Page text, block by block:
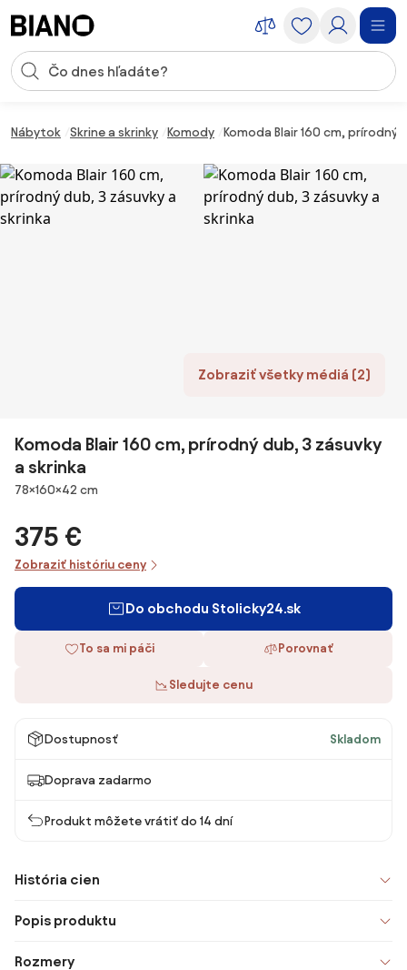
Vstup pre vyhľadávanie
Nábytok Skrine a skrinky Komody Komoda Blair 160 cm, prírodný
Zobraziť všetky médiá (2)
Komoda Blair 160 cm, prírodný dub, 3 zásuvky
a skrinka
Rozmery
78×160×42 cm
375 €
Zobraziť históriu ceny
Do obchodu Stolicky24.sk
To sa mi páči Porovnať
Sledujte cenu
Dostupnosť Skladom
Doprava zadarmo
Produkt môžete vrátiť do 14 dní
História cien
Popis produktu
Rozmery